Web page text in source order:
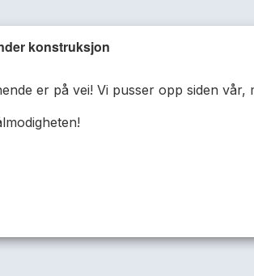
konstruksjon
er på vei! Vi pusser opp siden vår,